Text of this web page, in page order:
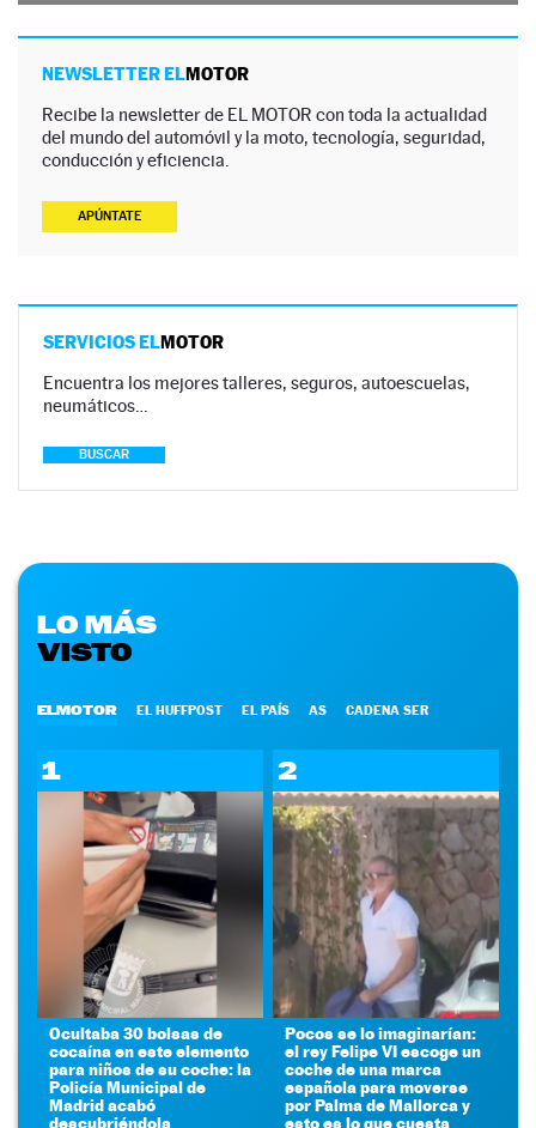
NEWSLETTER ELMOTOR
Recibe la newsletter de EL MOTOR con toda la actualidad
del mundo del automóvil y la moto, tecnología, seguridad,
conducción y eficiencia.
APÚNTATE
SERVICIOS ELMOTOR
Encuentra los mejores talleres, seguros, autoescuelas,
neumáticos…
BUSCAR
LO MÁS
VISTO
ELMOTOR EL HUFFPOST EL PAÍS AS CADENA SER
1
Ocultaba 30 bolsas de
cocaína en este elemento
para niños de su coche: la
Policía Municipal de
Madrid acabó
descubriéndola
2
Pocos se lo imaginarían:
el rey Felipe VI escoge un
coche de una marca
española para moverse
por Palma de Mallorca y
esto es lo que cuesta